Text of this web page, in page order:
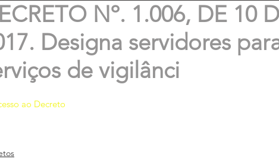
Nº. 1.006, DE 10
Designa servidores
de vigilânci
ao Decreto